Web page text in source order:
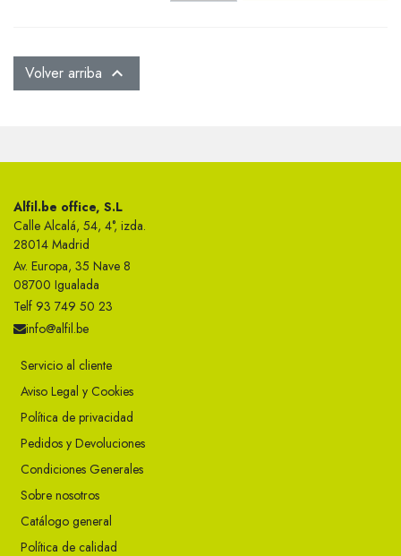
Volver arriba 
Alfil.be office, S.L
Calle Alcalá, 54, 4°, izda.
28014 Madrid
Av. Europa, 35 Nave 8
08700 Igualada
Telf 93 749 50 23
info@alfil.be
Servicio al cliente
Aviso Legal y Cookies
Política de privacidad
Pedidos y Devoluciones
Condiciones Generales
Sobre nosotros
Catálogo general
Política de calidad